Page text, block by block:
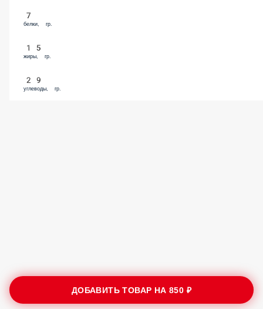
7
белки, гр.
15
жиры, гр.
29
углеводы, гр.
ДОБАВИТЬ ТОВАР НА850 ₽